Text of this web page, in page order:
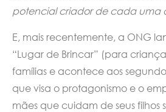
potencial criador de cada uma
E, mais recentemente, a ONG
“Lugar de Brincar” (para
famílias e acontece aos
que visa o protagonismo e o
mães que cuidam de seus filhos